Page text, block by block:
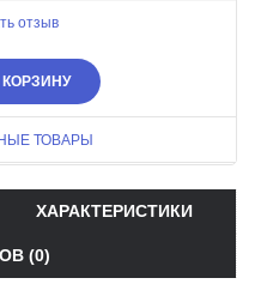
отзыв
ТОВАРЫ
ХАРАКТЕРИСТИКИ
(0)